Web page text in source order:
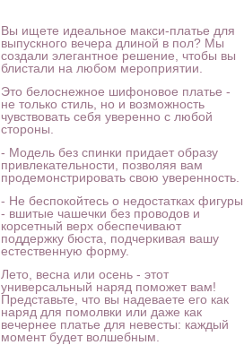
Вы ищете идеальное макси-платье для
выпускного вечера длиной в пол? Мы
создали элегантное решение, чтобы вы
блистали на любом мероприятии.
Это белоснежное шифоновое платье -
не только стиль, но и возможность
чувствовать себя уверенно с любой
стороны.
- Модель без спинки придает образу
привлекательности, позволяя вам
продемонстрировать свою уверенность.
- Не беспокойтесь о недостатках фигуры
- вшитые чашечки без проводов и
корсетный верх обеспечивают
поддержку бюста, подчеркивая вашу
естественную форму.
Лето, весна или осень - этот
универсальный наряд поможет вам!
Представьте, что вы надеваете его как
наряд для помолвки или даже как
вечернее платье для невесты: каждый
момент будет волшебным.